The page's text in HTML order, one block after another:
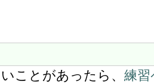
ことがあったら、 練習